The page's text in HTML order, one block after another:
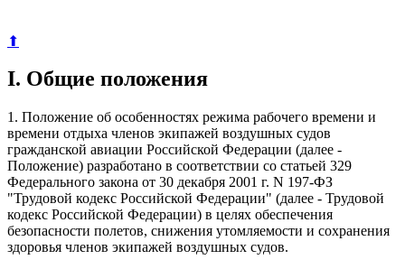
⬆
I. Общие положения
1. Положение об особенностях режима рабочего времени и
времени отдыха членов экипажей воздушных судов
гражданской авиации Российской Федерации (далее -
Положение) разработано в соответствии со статьей 329
Федерального закона от 30 декабря 2001 г. N 197-ФЗ
"Трудовой кодекс Российской Федерации" (далее - Трудовой
кодекс Российской Федерации) в целях обеспечения
безопасности полетов, снижения утомляемости и сохранения
здоровья членов экипажей воздушных судов.